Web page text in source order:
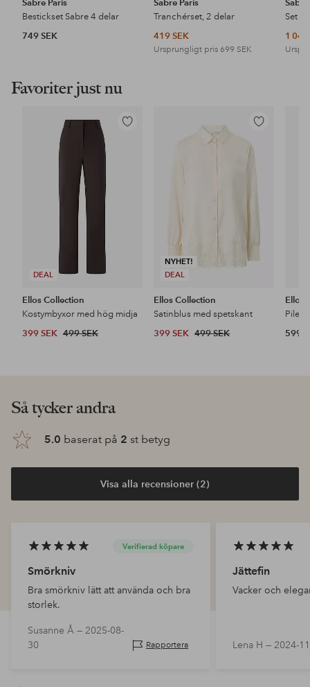
Sabre Paris
Bestickset Sabre 4 delar
749 SEK
Sabre Paris
Tranchérset, 2 delar
419 SEK
Ursprungligt pris 699 SEK
1 049
Favoriter just nu
DEAL
Lägg
Ellos Collection
Kostymbyxor med hög midja
399 SEK 499 SEK
NYHET!
DEAL
Lägg
i
Ellos Collection
Satinblus med spetskant
399 SEK 499 SEK
Ellos
599
Så tycker andra
5.0 baserat på 2 st betyg
Visa alla recensioner (2)
Verifierad köpare
Smörkniv
Bra smörkniv lätt att använda och bra
storlek.
Susanne Å — 2025-08-
30
Rapportera
Jättefin
Vacker och
Lena H — 2024-